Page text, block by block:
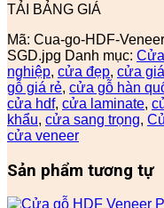
TẢI BẢNG GIÁ
Mã: Cua-go-HDF-
SGD.jpg Danh mục:
nghiệp, cửa đẹp, cửa
gỗ giá rẻ, cửa gỗ hàn
cửa hdf, cửa laminate,
khẩu, cửa sang trọng,
cửa veneer
Sản phẩm tương tự